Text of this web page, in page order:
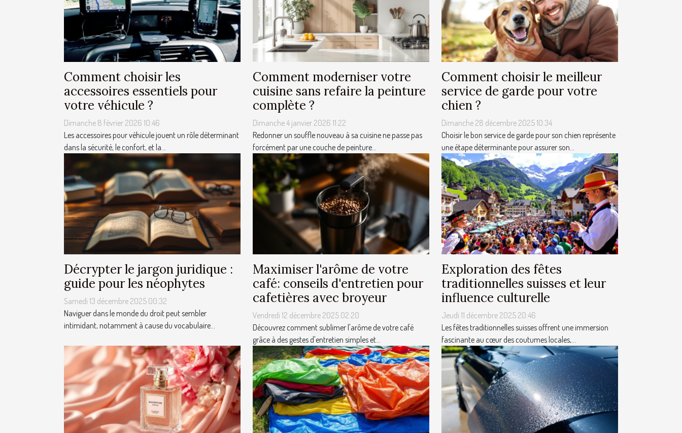
Comment choisir les
accessoires essentiels pour
votre véhicule ?
Dimanche 8 février 2026 10:46
Les accessoires pour véhicule jouent un rôle déterminant
dans la sécurité, le confort, et la...
Comment moderniser votre
cuisine sans refaire la peinture
complète ?
Dimanche 4 janvier 2026 11:22
Redonner un souffle nouveau à sa cuisine ne passe pas
forcément par une couche de peinture...
Comment choisir le meilleur
service de garde pour votre
chien ?
Dimanche 28 décembre 2025 10:34
Choisir le bon service de garde pour son chien représente
une étape déterminante pour assurer son...
Décrypter le jargon juridique :
guide pour les néophytes
Samedi 13 décembre 2025 00:32
Naviguer dans le monde du droit peut sembler
intimidant, notamment à cause du vocabulaire...
Maximiser l'arôme de votre
café: conseils d'entretien pour
cafetières avec broyeur
Vendredi 12 décembre 2025 02:20
Découvrez comment sublimer l'arôme de votre café
grâce à des gestes d'entretien simples et...
Exploration des fêtes
traditionnelles suisses et leur
influence culturelle
Jeudi 11 décembre 2025 20:46
Les fêtes traditionnelles suisses offrent une immersion
fascinante au cœur des coutumes locales,...